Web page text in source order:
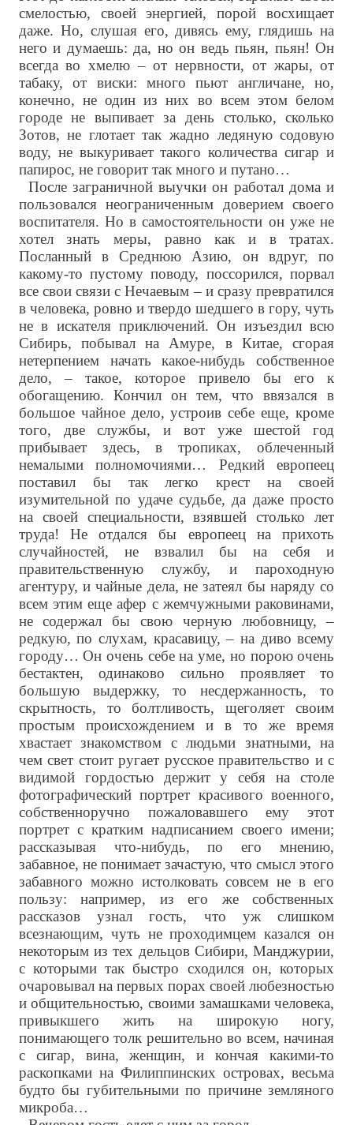
смелостью, своей энергией, порой восхищает
даже. Но, слушая его, дивясь ему, глядишь на
него и думаешь: да, но он ведь пьян, пьян! Он
всегда во хмелю – от нервности, от жары, от
табаку, от виски: много пьют англичане, но,
конечно, не один из них во всем этом белом
городе не выпивает за день столько, сколько
Зотов, не глотает так жадно ледяную содовую
воду, не выкуривает такого количества сигар и
папирос, не говорит так много и путано…
После заграничной выучки он работал дома и
пользовался неограниченным доверием своего
воспитателя. Но в самостоятельности он уже не
хотел знать меры, равно как и в тратах.
Посланный в Среднюю Азию, он вдруг, по
какому-то пустому поводу, поссорился, порвал
все свои связи с Нечаевым – и сразу превратился
в человека, ровно и твердо шедшего в гору, чуть
не в искателя приключений. Он изъездил всю
Сибирь, побывал на Амуре, в Китае, сгорая
нетерпением начать какое-нибудь собственное
дело, – такое, которое привело бы его к
обогащению. Кончил он тем, что ввязался в
большое чайное дело, устроив себе еще, кроме
того, две службы, и вот уже шестой год
прибывает здесь, в тропиках, облеченный
немалыми полномочиями… Редкий европеец
поставил бы так легко крест на своей
изумительной по удаче судьбе, да даже просто
на своей специальности, взявшей столько лет
труда! Не отдался бы европеец на прихоть
случайностей, не взвалил бы на себя и
правительственную службу, и пароходную
агентуру, и чайные дела, не затеял бы наряду со
всем этим еще афер с жемчужными раковинами,
не содержал бы свою черную любовницу, –
редкую, по слухам, красавицу, – на диво всему
городу… Он очень себе на уме, но порою очень
бестактен, одинаково сильно проявляет то
большую выдержку, то несдержанность, то
скрытность, то болтливость, щеголяет своим
простым происхождением и в то же время
хвастает знакомством с людьми знатными, на
чем свет стоит ругает русское правительство и с
видимой гордостью держит у себя на столе
фотографический портрет красивого военного,
собственноручно пожаловавшего ему этот
портрет с кратким надписанием своего имени;
рассказывая что-нибудь, по его мнению,
забавное, не понимает зачастую, что смысл этого
забавного можно истолковать совсем не в его
пользу: например, из его же собственных
рассказов узнал гость, что уж слишком
всезнающим, чуть не проходимцем казался он
некоторым из тех дельцов Сибири, Манджурии,
с которыми так быстро сходился он, которых
очаровывал на первых порах своей любезностью
и общительностью, своими замашками человека,
привыкшего жить на широкую ногу,
понимающего толк решительно во всем, начиная
с сигар, вина, женщин, и кончая какими-то
раскопками на Филиппинских островах, весьма
будто бы губительными по причине земляного
микроба…